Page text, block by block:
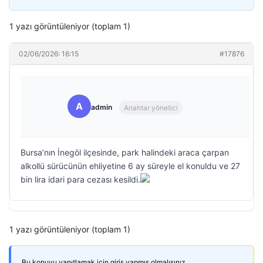
1 yazı görüntüleniyor (toplam 1)
02/06/2026: 16:15 #17876
A admin Anahtar yönetici
Bursa’nın İnegöl ilçesinde, park halindeki araca çarpan
alkollü sürücünün ehliyetine 6 ay süreyle el konuldu ve 27
bin lira idari para cezası kesildi.
1 yazı görüntüleniyor (toplam 1)